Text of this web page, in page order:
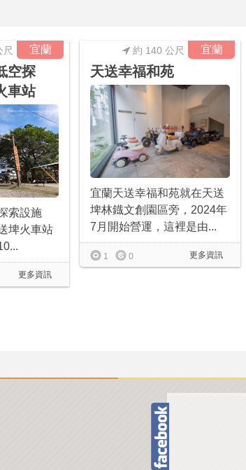
宜蘭
尺
空探
車站
索設施
埤火車站
更多資訊
宜蘭
約 140 公尺
天送幸福和苑
宜蘭天送幸福和苑就在天送
埤林鐡文創園區旁，2024年
7月開始營運，這裡是由...
更多資訊
1 0